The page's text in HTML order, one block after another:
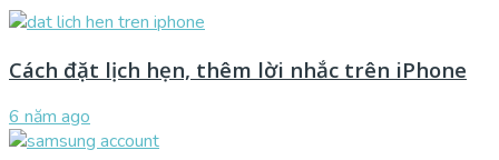
Cách đặt lịch hẹn, thêm lời nhắc trên iPhone
6 năm ago